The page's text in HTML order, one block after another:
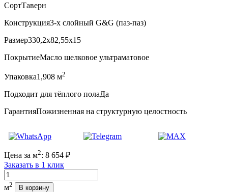
СортТаверн
Конструкция3-х слойный G&G (паз-паз)
Размер330,2x82,55x15
ПокрытиеМасло шелковое ультраматовое
Упаковка1,908 м2
Подходит для тёплого полаДа
ГарантияПожизненная на структурную целостность
Цена за м2: 8 654 ₽
Заказать в 1 клик
Количество
м2 В корзину